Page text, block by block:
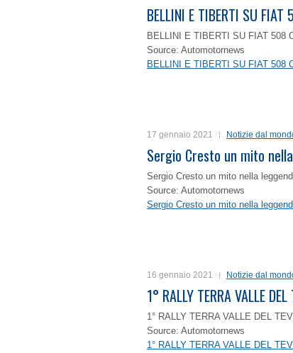
BELLINI E TIBERTI SU
BELLINI E TIBERTI SU FIAT 508
Source: Automotornews
BELLINI E TIBERTI SU FIAT 508
17 gennaio 2021 Notizie dal
Sergio Cresto un mito
Sergio Cresto un mito nella
Source: Automotornews
Sergio Cresto un mito nella
16 gennaio 2021 Notizie dal
1° RALLY TERRA VALLE
1° RALLY TERRA VALLE DEL
Source: Automotornews
1° RALLY TERRA VALLE DEL